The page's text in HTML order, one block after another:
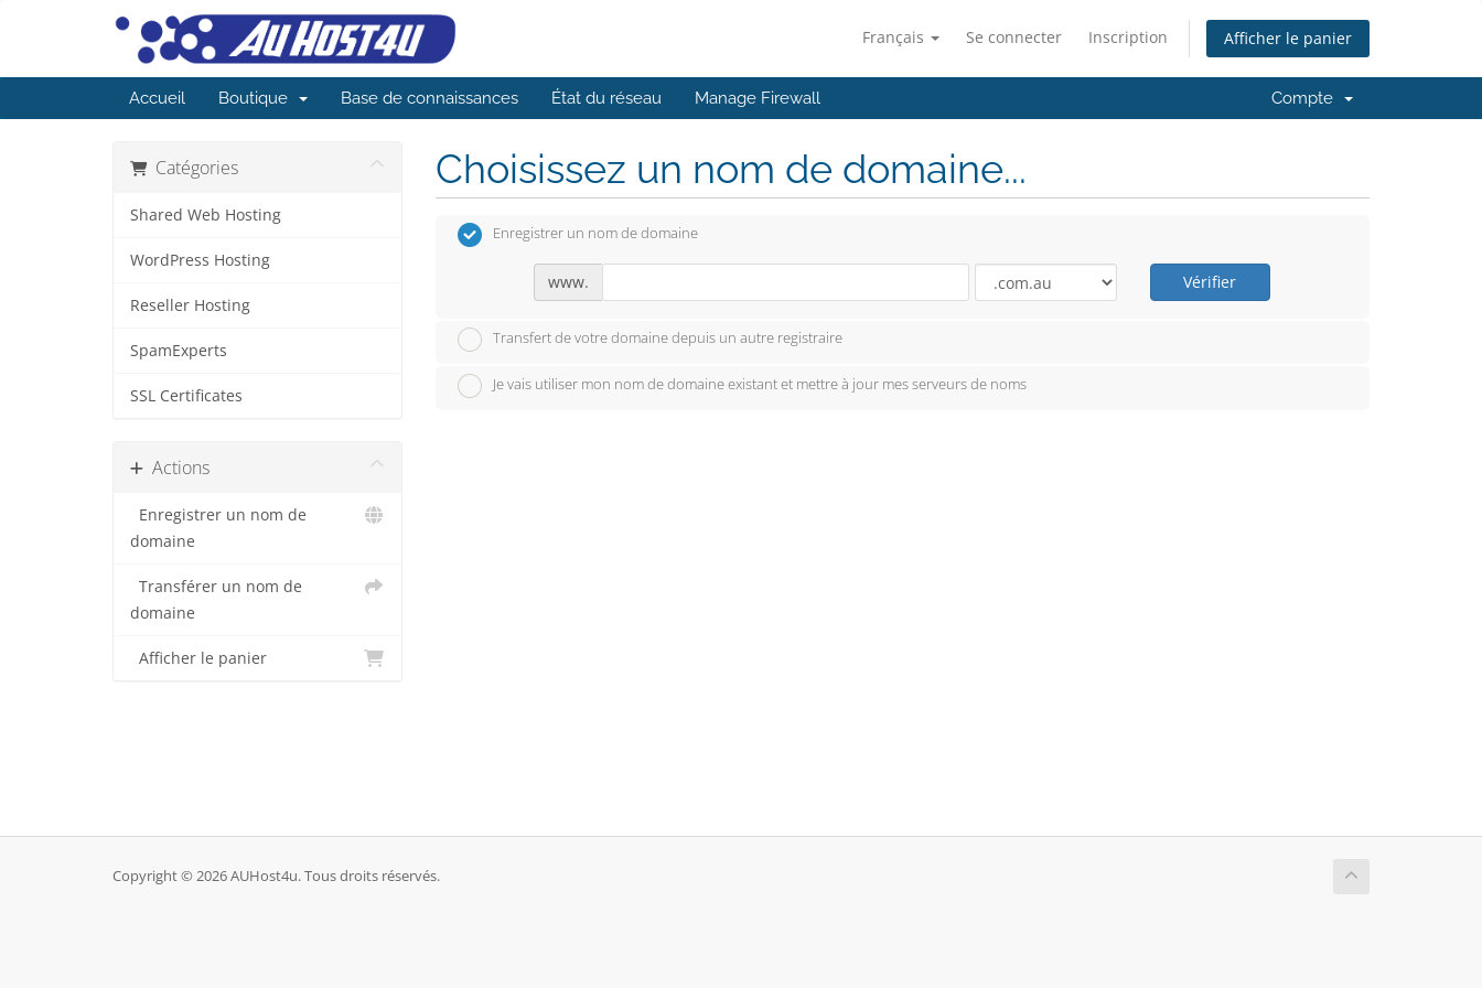
Français Se connecter Inscription Afficher le panier
Accueil Boutique Base de connaissances État du réseau Manage Firewall Compte
Catégories
Shared Web Hosting
WordPress Hosting
Reseller Hosting
SpamExperts
SSL Certificates
Actions
Enregistrer un nom de
domaine
Transférer un nom de
domaine
Afficher le panier
Choisissez un nom de domaine...
Enregistrer un nom de domaine
www. Vérifier
Transfert de votre domaine depuis un autre registraire
Je vais utiliser mon nom de domaine existant et mettre à jour mes serveurs de noms
Copyright © 2026 AUHost4u. Tous droits réservés.